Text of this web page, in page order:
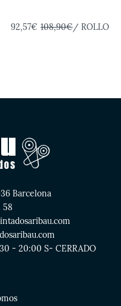
92,57€ 108,90€/ ROLLO
Barcelona
58
- 20:00 S- CERRADO